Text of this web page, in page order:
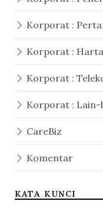
Korporat :
Korporat :
Korporat :
Korporat : Lain-
CareBiz
Komentar
KATA KUNCI